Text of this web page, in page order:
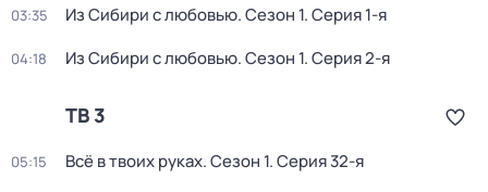
03:35 Из Сибири с любовью. Сезон 1. Серия 1-я
04:18 Из Сибири с любовью. Сезон 1. Серия 2-я
ТВ 3
05:15 Всё в твоих руках. Сезон 1. Серия 32-я